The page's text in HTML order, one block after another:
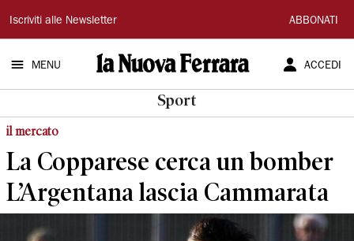
La
Nuova
Ferrara
Iscriviti alle Newsletter ABBONATI
MENU ACCEDI
Sport
il mercato
La Copparese cerca un bomber
L’Argentana lascia Cammarata